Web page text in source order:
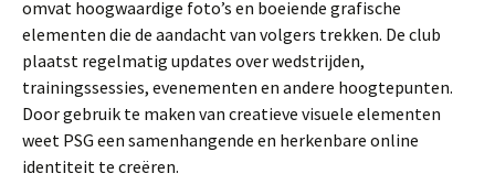
omvat hoogwaardige foto’s en boeiende grafische
elementen die de aandacht van volgers trekken. De club
plaatst regelmatig updates over wedstrijden,
trainingssessies, evenementen en andere hoogtepunten.
Door gebruik te maken van creatieve visuele elementen
weet PSG een samenhangende en herkenbare online
identiteit te creëren.